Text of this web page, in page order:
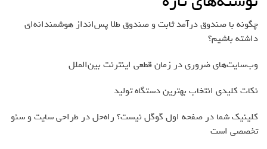
چگونه با صندوق درآمد ثابت و صندوق طلا پس‌انداز هوشمندانه‌ای
داشته باشیم؟
وب‌سایت‌های ضروری در زمان قطعی اینترنت بین‌الملل
نکات کلیدی انتخاب بهترین دستگاه تولید
کلینیک شما در صفحه اول گوگل نیست؟ راه‌حل در طراحی سایت و سئو
تخصصی است